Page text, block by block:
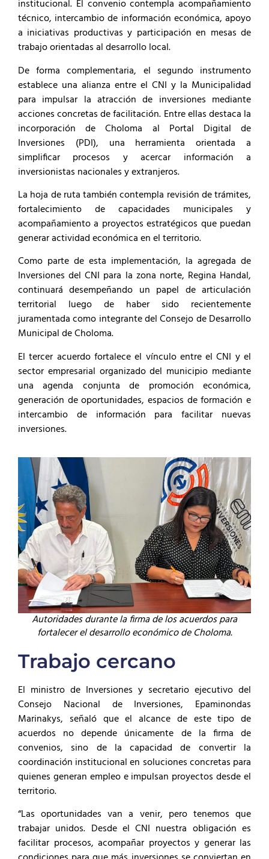
institucional. El convenio contempla acompañamiento
técnico, intercambio de información económica, apoyo
a iniciativas productivas y participación en mesas de
trabajo orientadas al desarrollo local.
De forma complementaria, el segundo instrumento
establece una alianza entre el CNI y la Municipalidad
para impulsar la atracción de inversiones mediante
acciones concretas de facilitación. Entre ellas destaca la
incorporación de Choloma al Portal Digital de
Inversiones (PDI), una herramienta orientada a
simplificar procesos y acercar información a
inversionistas nacionales y extranjeros.
La hoja de ruta también contempla revisión de trámites,
fortalecimiento de capacidades municipales y
acompañamiento a proyectos estratégicos que puedan
generar actividad económica en el territorio.
Como parte de esta implementación, la agregada de
Inversiones del CNI para la zona norte, Regina Handal,
continuará desempeñando un papel de articulación
territorial luego de haber sido recientemente
juramentada como integrante del Consejo de Desarrollo
Municipal de Choloma.
El tercer acuerdo fortalece el vínculo entre el CNI y el
sector empresarial organizado del municipio mediante
una agenda conjunta de promoción económica,
generación de oportunidades, espacios de formación e
intercambio de información para facilitar nuevas
inversiones.
Autoridades durante la firma de los acuerdos para
fortalecer el desarrollo económico de Choloma.
Trabajo cercano
El ministro de Inversiones y secretario ejecutivo del
Consejo Nacional de Inversiones, Epaminondas
Marinakys, señaló que el alcance de este tipo de
acuerdos no depende únicamente de la firma de
convenios, sino de la capacidad de convertir la
coordinación institucional en soluciones concretas para
quienes generan empleo e impulsan proyectos desde el
territorio.
“Las oportunidades van a venir, pero tenemos que
trabajar unidos. Desde el CNI nuestra obligación es
facilitar procesos, acompañar proyectos y generar las